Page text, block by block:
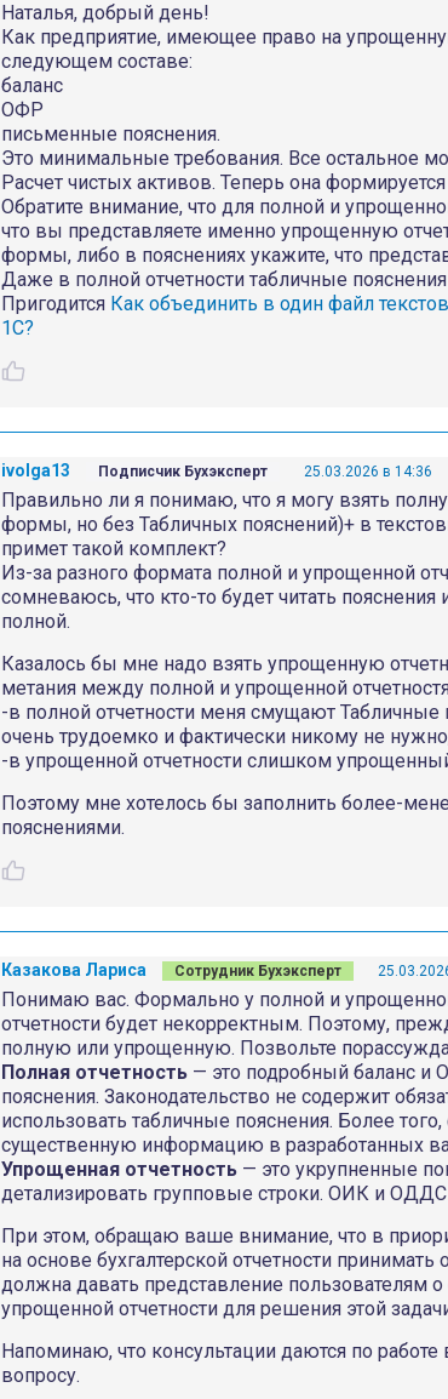
Наталья, добрый день!
Как предприятие, имеющее право на
следующем составе:
баланс
ОФР
письменные пояснения.
Это минимальные требования. Все остальное
Расчет чистых активов. Теперь она
Обратите внимание, что для полной и
что вы представляете именно упрощенную
формы, либо в пояснениях укажите, что
Даже в полной отчетности табличные
Пригодится Как объединить в один файл
1С?
ivolga13 Подписчик Бухэксперт 25.03.2026 в 14:36
Правильно ли я понимаю, что я могу взять
формы, но без Табличных пояснений)+ в
примет такой комплект?
Из-за разного формата полной и упрощенной
сомневаюсь, что кто-то будет читать
полной.
Казалось бы мне надо взять упрощенную
метания между полной и упрощенной
-в полной отчетности меня смущают Табличные
очень трудоемко и фактически никому не
-в упрощенной отчетности слишком
Поэтому мне хотелось бы заполнить более-
пояснениями.
Казакова Лариса Сотрудник Бухэксперт
Понимаю вас. Формально у полной и
отчетности будет некорректным. Поэтому,
полную или упрощенную. Позвольте
Полная отчетность — это подробный баланс
пояснения. Законодательство не содержит
использовать табличные пояснения. Более
существенную информацию в разработанных
Упрощенная отчетность — это укрупненные
детализировать групповые строки. ОИК и
При этом, обращаю ваше внимание, что в
на основе бухгалтерской отчетности
должна давать представление пользователям
упрощенной отчетности для решения этой
Напоминаю, что консультации даются по работе
вопросу.